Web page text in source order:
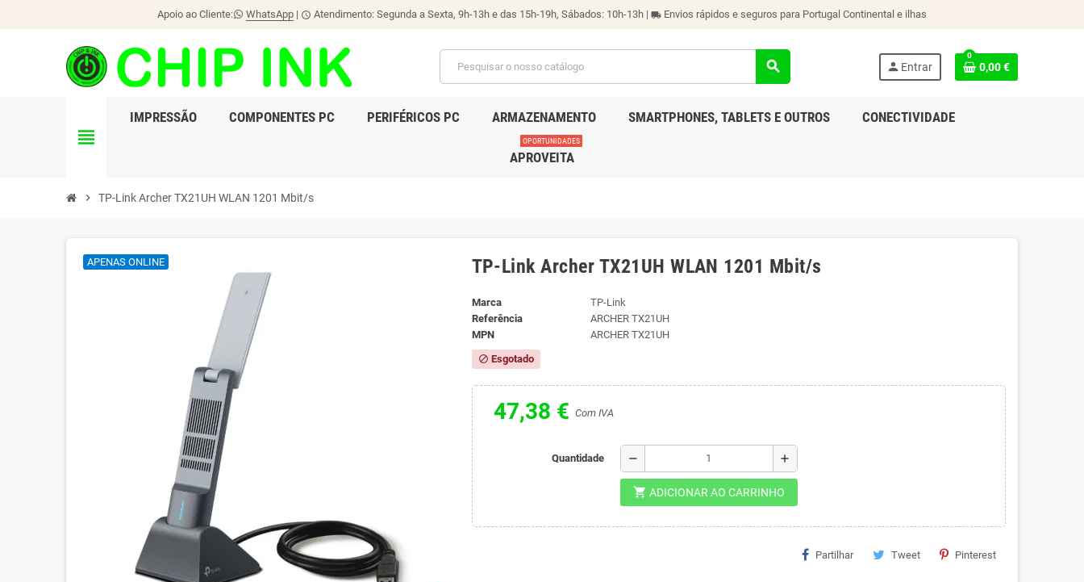
Apoio ao Cliente: WhatsApp | schedule Atendimento: Segunda a Sexta, 9h-13h e das 15h-19h, Sábados: 10h-13h | local_shipping Envios rápidos e seguros para Portugal Continental e ilhas
search person Entrar
0
0,00 €
view_headline
IMPRESSÃO COMPONENTES PC PERIFÉRICOS PC ARMAZENAMENTO SMARTPHONES, TABLETS E OUTROS CONECTIVIDADE
APROVEITA
OPORTUNIDADES
chevron_right TP-Link Archer TX21UH WLAN 1201 Mbit/s
APENAS ONLINE TP-Link Archer TX21UH WLAN 1201 Mbit/s
Marca
TP-Link
Referência
ARCHER TX21UH
MPN
ARCHER TX21UH
block Esgotado
47,38 € Com IVA
Quantidade remove add
shopping_cart ADICIONAR AO CARRINHO
Partilhar Tweet Pinterest